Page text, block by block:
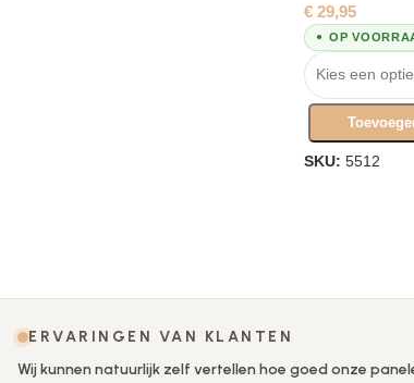
€29,95
OP
SKU: 5512
ERVARINGEN VAN KLANTEN
Wij kunnen natuurlijk zelf vertellen hoe goed onze